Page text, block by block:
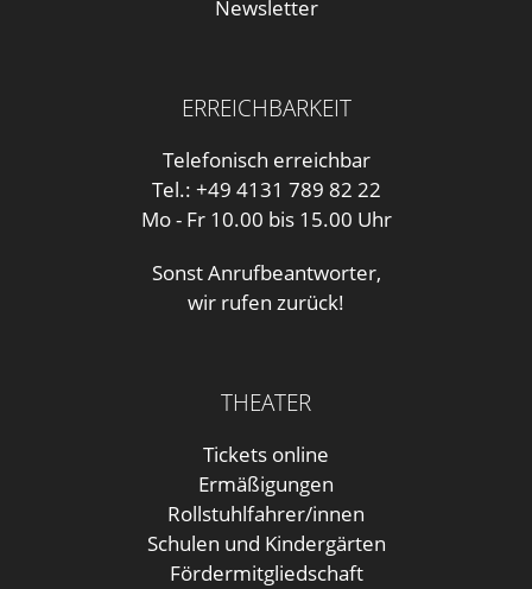
Newsletter
ERREICHBARKEIT
Telefonisch erreichbar
Tel.: +49 4131 789 82 22
Mo - Fr 10.00 bis 15.00 Uhr
Sonst Anrufbeantworter,
wir rufen zurück!
THEATER
Tickets online
Ermäßigungen
Rollstuhlfahrer/innen
Schulen und Kindergärten
Fördermitgliedschaft